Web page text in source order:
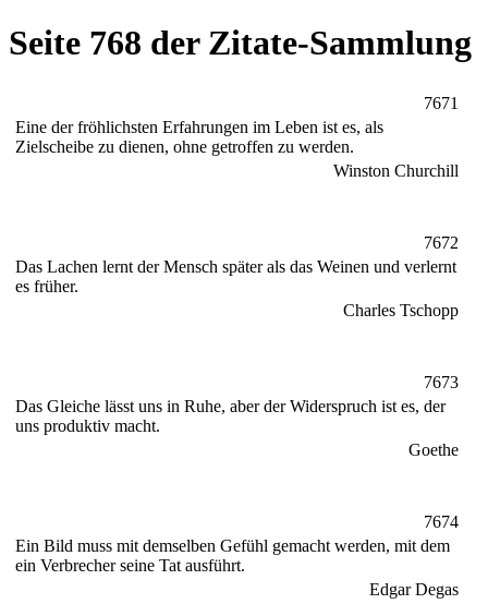
Seite 768 der Zitate-Sammlung
7671
Eine der fröhlichsten Erfahrungen im Leben ist es, als
Zielscheibe zu dienen, ohne getroffen zu werden.
Winston Churchill
7672
Das Lachen lernt der Mensch später als das Weinen und verlernt
es früher.
Charles Tschopp
7673
Das Gleiche lässt uns in Ruhe, aber der Widerspruch ist es, der
uns produktiv macht.
Goethe
7674
Ein Bild muss mit demselben Gefühl gemacht werden, mit dem
ein Verbrecher seine Tat ausführt.
Edgar Degas